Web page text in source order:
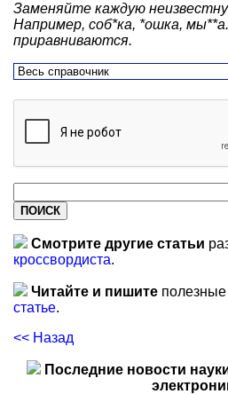
Заменяйте каждую
Например, соб*ка, *ошка,
приравниваются.
Смотрите другие статьи
кроссвордиста.
Читайте и пишите полезные
статье.
<< Назад
Последние новости